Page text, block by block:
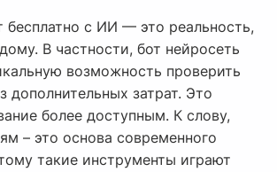
бесплатно с ИИ — это реальность,
В частности, бот нейросеть
возможность проверить
дополнительных затрат. Это
более доступным. К слову,
– это основа современного
такие инструменты играют